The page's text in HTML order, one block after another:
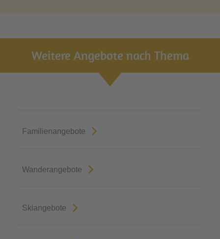
Weitere Angebote nach Thema
Familienangebote
Wanderangebote
Skiangebote